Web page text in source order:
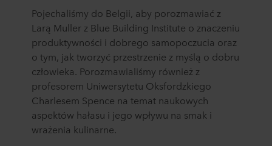
Pojechaliśmy do Belgii, aby porozmawiać z
Larą Muller z Blue Building Institute o znaczeniu
produktywności i dobrego samopoczucia oraz
o tym, jak tworzyć przestrzenie z myślą o dobru
człowieka. Porozmawialiśmy również z
profesorem Uniwersytetu Oksfordzkiego
Charlesem Spence na temat naukowych
aspektów hałasu i jego wpływu na smak i
wrażenia kulinarne.